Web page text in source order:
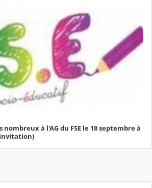
à l'AG du FSE le 18 septembre à